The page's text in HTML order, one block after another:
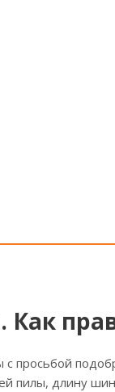
просьбой
пилы, длину